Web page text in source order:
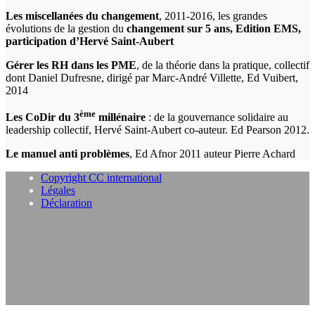
Les miscellanées du changement, 2011-2016, les grandes
évolutions de la gestion du changement sur 5 ans, Edition EMS,
participation d’Hervé Saint-Aubert
Gérer les RH dans les PME, de la théorie dans la pratique, collectif
dont Daniel Dufresne, dirigé par Marc-André Villette, Ed Vuibert,
2014
Les CoDir du 3ème millénaire : de la gouvernance solidaire au
leadership collectif, Hervé Saint-Aubert co-auteur. Ed Pearson 2012.
Le manuel anti problèmes, Ed Afnor 2011 auteur Pierre Achard
Copyright CC international
Légales
Déclaration